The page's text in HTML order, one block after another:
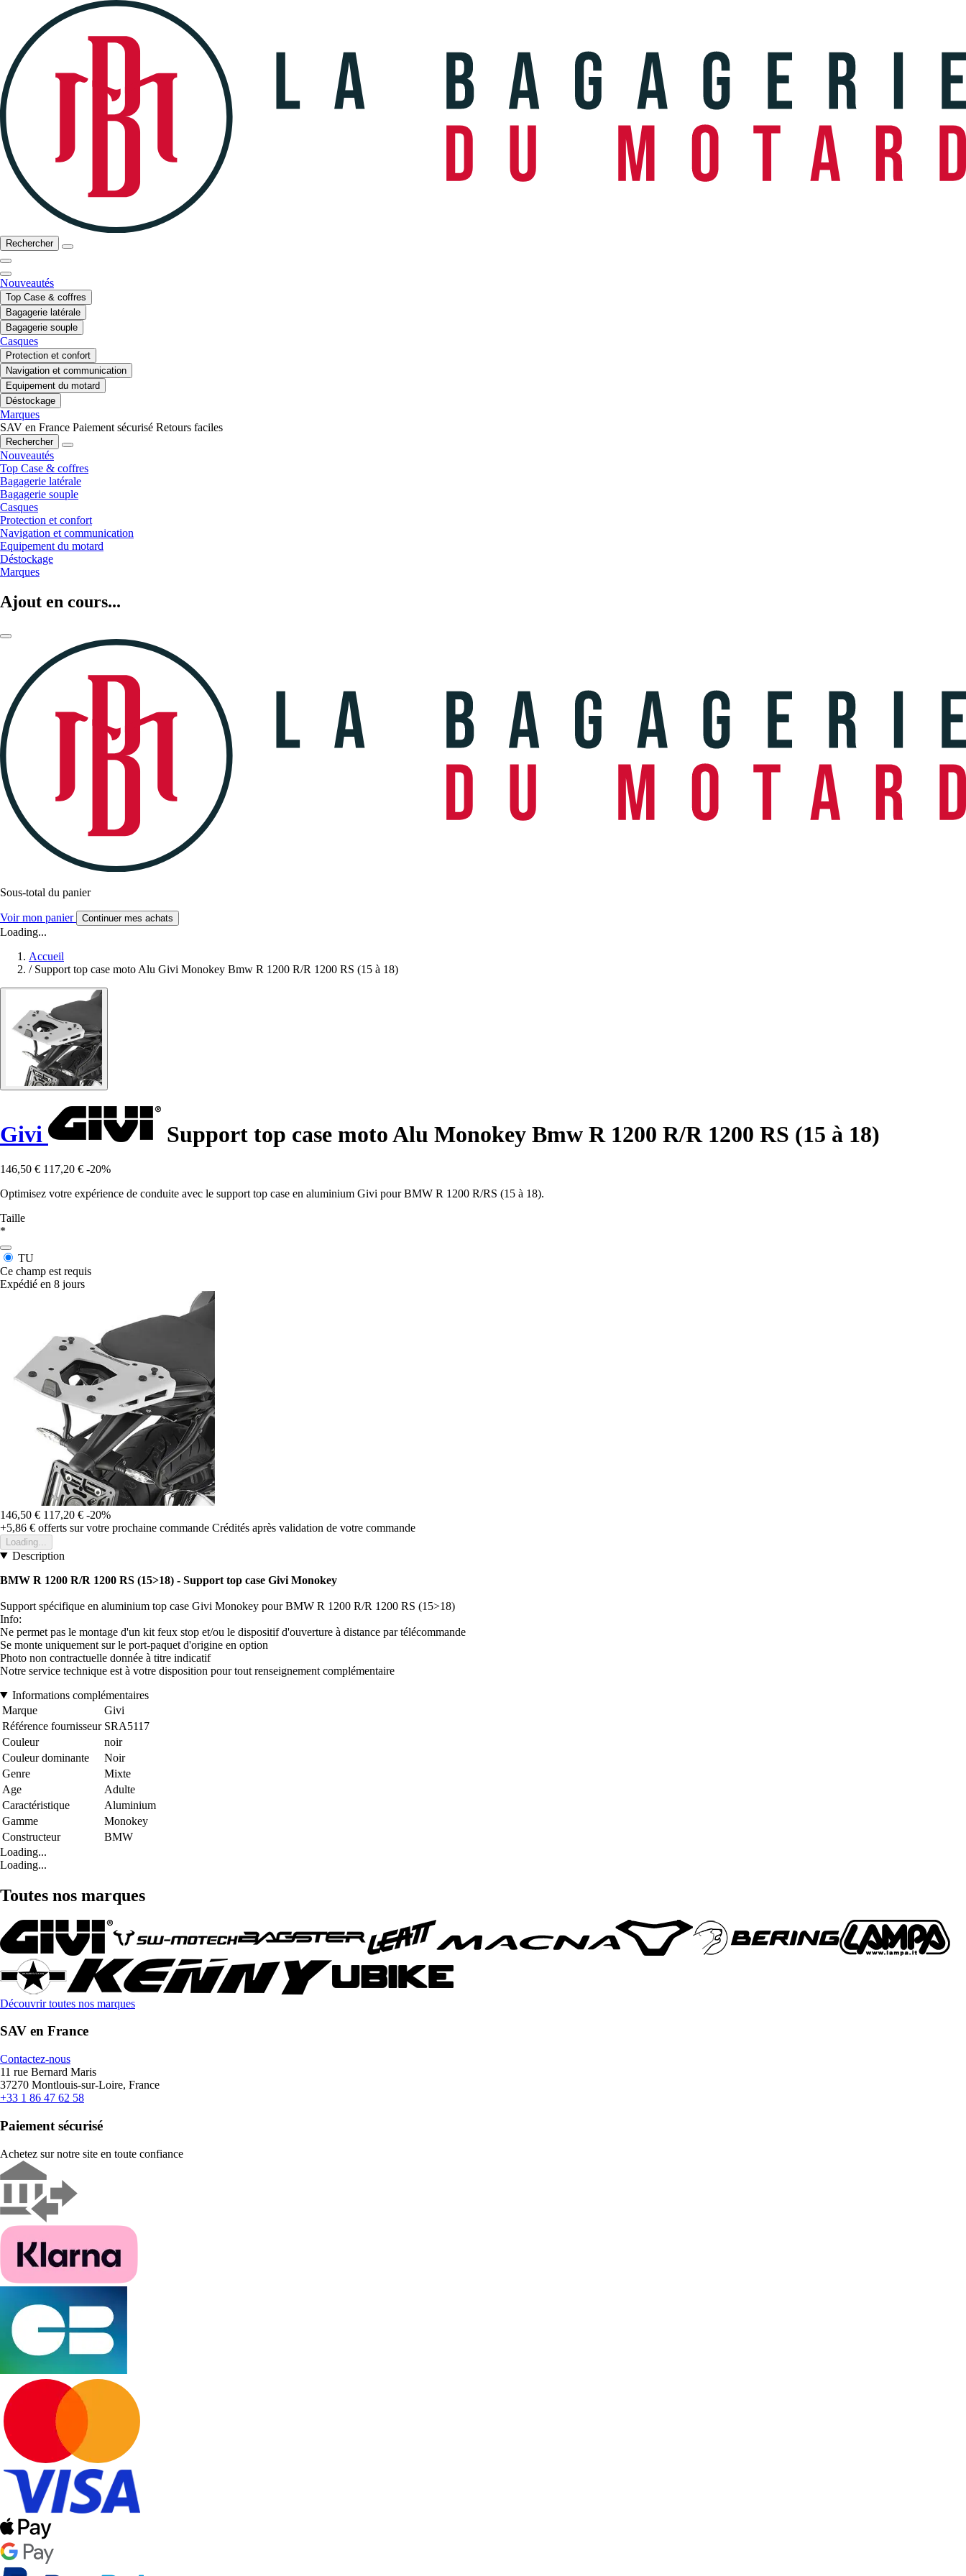
Rechercher
Nouveautés
Top Case & coffres
Bagagerie latérale
Bagagerie souple
Casques
Protection et confort
Navigation et communication
Equipement du motard
Déstockage
Marques
SAV en France Paiement sécurisé Retours faciles
Rechercher
Nouveautés
Top Case & coffres
Bagagerie latérale
Bagagerie souple
Casques
Protection et confort
Navigation et communication
Equipement du motard
Déstockage
Marques
Ajout en cours...
Sous-total du panier
Voir mon panier Continuer mes achats
Loading...
Accueil
/ Support top case moto Alu Givi Monokey Bmw R 1200 R/R 1200 RS (15 à 18)
Givi Support top case moto Alu Monokey Bmw R 1200 R/R 1200 RS (15 à 18)
146,50 € 117,20 € -20%
Optimisez votre expérience de conduite avec le support top case en aluminium Givi pour BMW R 1200 R/RS (15 à 18).
Taille
*
TU
Ce champ est requis
Expédié en 8 jours
146,50 € 117,20 € -20%
+5,86 € offerts sur votre prochaine commande Crédités après validation de votre commande
Loading...
Description
BMW R 1200 R/R 1200 RS (15>18) - Support top case Givi Monokey
Support spécifique en aluminium top case Givi Monokey pour BMW R 1200 R/R 1200 RS (15>18)
Info:
Ne permet pas le montage d'un kit feux stop et/ou le dispositif d'ouverture à distance par télécommande
Se monte uniquement sur le port-paquet d'origine en option
Photo non contractuelle donnée à titre indicatif
Notre service technique est à votre disposition pour tout renseignement complémentaire
Informations complémentaires
Marque
Givi
Référence fournisseur SRA5117
Couleur
noir
Couleur dominante
Noir
Genre
Mixte
Age
Adulte
Caractéristique
Aluminium
Gamme
Monokey
Constructeur
BMW
Loading...
Loading...
Toutes nos marques
Découvrir toutes nos marques
SAV en France
Contactez-nous
11 rue Bernard Maris
37270 Montlouis-sur-Loire, France
+33 1 86 47 62 58
Paiement sécurisé
Achetez sur notre site en toute confiance